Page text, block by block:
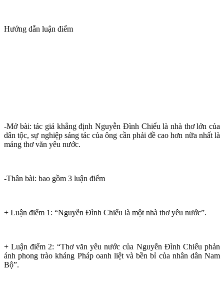
Hướng dẫn luận điểm
-Mở bài: tác giả khẳng định Nguyễn Đình Chiểu là nhà thơ lớn của
dân tộc, sự nghiệp sáng tác của ông cần phải đề cao hơn nữa nhất là
mảng thơ văn yêu nước.
-Thân bài: bao gồm 3 luận điểm
+ Luận điểm 1: “Nguyễn Đình Chiểu là một nhà thơ yêu nước”.
+ Luận điểm 2: “Thơ văn yêu nước của Nguyễn Đình Chiểu phản
ánh phong trào kháng Pháp oanh liệt và bền bỉ của nhân dân Nam
Bộ”.